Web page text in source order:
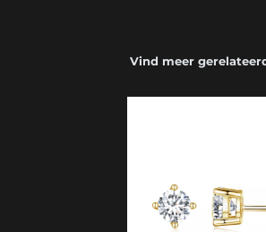
Vind meer